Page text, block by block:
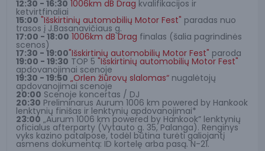
12:30 - 16:30 1006km dB Drag kvalifikacijos ir
ketvirtfinaliai
15:00 "Išskirtinių automobilių Motor Fest" paradas nuo
trasos į J.Basanavičiaus g.
17:00 - 18:00 1006km dB Drag finalas (šalia pagrindinės
scenos)
17:30 - 19:00"Išskirtinių automobilių Motor Fest" paroda
19:00 - 19:30 TOP 5 "Išskirtinių automobilių Motor Fest"
apdovanojimai scenoje
19:30 - 19:50 „Orlen žiūrovų slalomas“ nugalėtojų
apdovanojimai scenoje
20:00 Scenoje koncertas / DJ
20:30 Preliminarus Aurum 1006 km powered by Hankook
lenktynių finišas ir lenktynių apdovanojimai*
23:00 „Aurum 1006 km powered by Hankook” lenktynių
oficialus afterparty (Vytauto g. 35, Palanga). Renginys
vyks kazino patalpose, todėl būtina turėti galiojantį
asmens dokumentą: ID kortelę arba pasą. N-21.